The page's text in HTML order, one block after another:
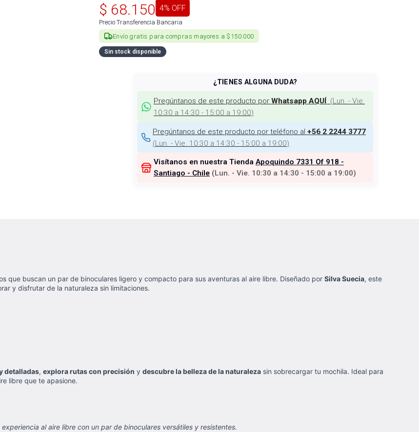
$ 68.150 4% OFF
Precio Transferencia Bancaria
Envío gratis para compras mayores a $150.000
Sin stock disponible
¿TIENES ALGUNA DUDA?
Pregúntanos de este producto por Whatsapp AQUÍ (Lun. - Vie.
10:30 a 14:30 - 15:00 a 19:00)
Pregúntanos de este producto por teléfono al +56 2 2244 3777
(Lun. - Vie. 10:30 a 14:30 - 15:00 a 19:00)
Visítanos en nuestra Tienda Apoquindo 7331 Of 918 -
Santiago - Chile (Lun. - Vie. 10:30 a 14:30 - 15:00 a 19:00)
que buscan un par de binoculares ligero y compacto para sus aventuras al aire libre. Diseñado por Silva Suecia, este
y disfrutar de la naturaleza sin limitaciones.
detalladas, explora rutas con precisión y descubre la belleza de la naturaleza sin sobrecargar tu mochila. Ideal para
libre que te apasione.
al aire libre con un par de binoculares versátiles y resistentes.